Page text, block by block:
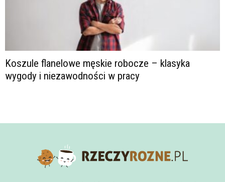
Koszule flanelowe męskie robocze – klasyka
wygody i niezawodności w pracy